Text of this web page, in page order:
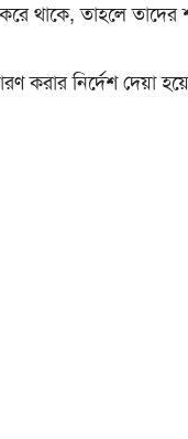
থাকে, তাহলে তাদের
করার নির্দেশ দেয়া